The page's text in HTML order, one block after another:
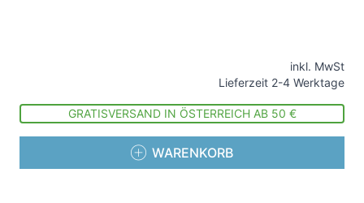
inkl. MwSt
Lieferzeit 2-4 Werktage
GRATISVERSAND IN ÖSTERREICH AB 50 €
WARENKORB